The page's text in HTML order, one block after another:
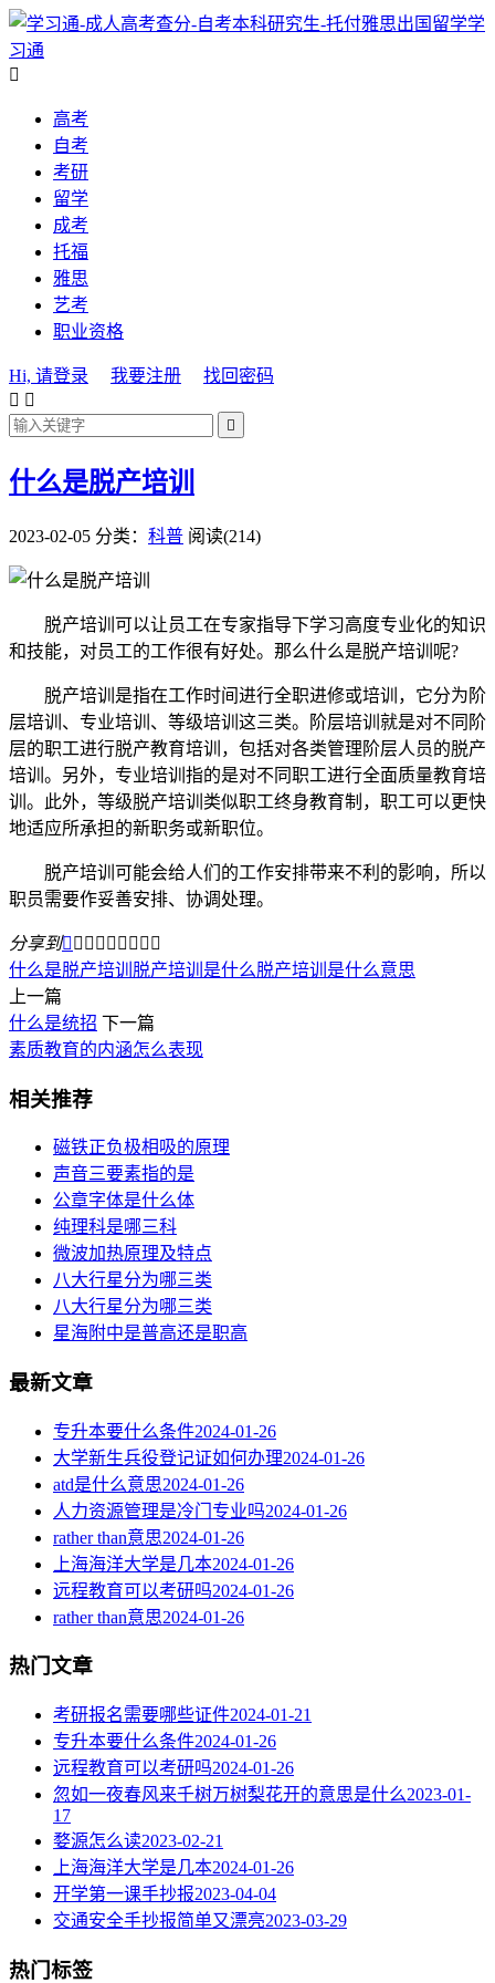
学
习通

高考
自考
考研
留学
成考
托福
雅思
艺考
职业资格
Hi, 请登录 我要注册
找回密码
 

什么是脱产培训
2023-02-05 分类： 科普 阅读(214)
脱产培训可以让员工在专家指导下学习高度专业化的知识
和技能，对员工的工作很有好处。那么什么是脱产培训呢?
脱产培训是指在工作时间进行全职进修或培训，它分为阶
层培训、专业培训、等级培训这三类。阶层培训就是对不同阶
层的职工进行脱产教育培训，包括对各类管理阶层人员的脱产
培训。另外，专业培训指的是对不同职工进行全面质量教育培
训。此外，等级脱产培训类似职工终身教育制，职工可以更快
地适应所承担的新职务或新职位。
脱产培训可能会给人们的工作安排带来不利的影响，所以
职员需要作妥善安排、协调处理。
分享到        
什么是脱产培训 脱产培训是什么脱产培训是什么意思
上一篇
什么是统招 下一篇
素质教育的内涵怎么表现
相关推荐
磁铁正负极相吸的原理
声音三要素指的是
公章字体是什么体
纯理科是哪三科
微波加热原理及特点
八大行星分为哪三类
八大行星分为哪三类
星海附中是普高还是职高
最新文章
专升本要什么条件2024-01-26
大学新生兵役登记证如何办理2024-01-26
atd是什么意思2024-01-26
人力资源管理是冷门专业吗2024-01-26
rather than意思2024-01-26
上海海洋大学是几本2024-01-26
远程教育可以考研吗2024-01-26
rather than意思2024-01-26
热门文章
考研报名需要哪些证件2024-01-21
专升本要什么条件2024-01-26
远程教育可以考研吗2024-01-26
忽如一夜春风来千树万树梨花开的意思是什么2023-01-
17
婺源怎么读2023-02-21
上海海洋大学是几本2024-01-26
开学第一课手抄报2023-04-04
交通安全手抄报简单又漂亮2023-03-29
热门标签